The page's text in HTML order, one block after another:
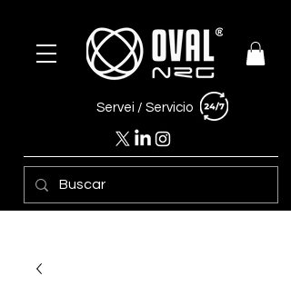
Servei / Servicio